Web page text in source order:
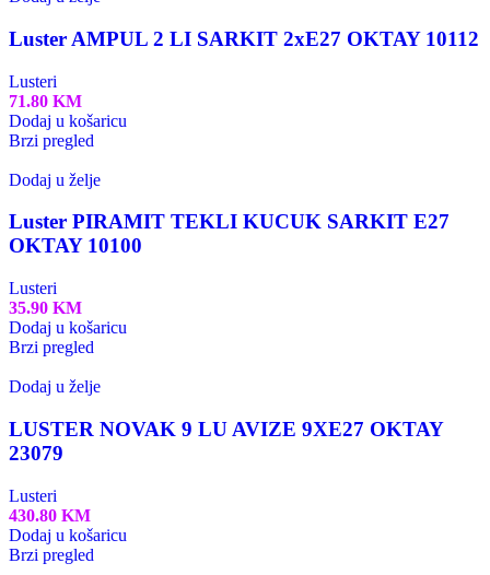
Luster AMPUL 2 LI SARKIT 2xE27 OKTAY 10112
Lusteri
71.80 KM
Dodaj u košaricu
Brzi pregled
Dodaj u želje
Luster PIRAMIT TEKLI KUCUK SARKIT E27
OKTAY 10100
Lusteri
35.90 KM
Dodaj u košaricu
Brzi pregled
Dodaj u želje
LUSTER NOVAK 9 LU AVIZE 9XE27 OKTAY
23079
Lusteri
430.80 KM
Dodaj u košaricu
Brzi pregled